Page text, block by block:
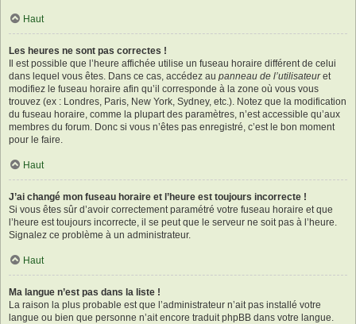
Haut
Les heures ne sont pas correctes !
Il est possible que l’heure affichée utilise un fuseau horaire différent de celui
dans lequel vous êtes. Dans ce cas, accédez au panneau de l’utilisateuret
modifiez le fuseau horaire afin qu’il corresponde à la zone où vous vous
trouvez (ex : Londres, Paris, New York, Sydney, etc.). Notez que la modification
du fuseau horaire, comme la plupart des paramètres, n’est accessible qu’aux
membres du forum. Donc si vous n’êtes pas enregistré, c’est le bon moment
pour le faire.
Haut
J’ai changé mon fuseau horaire et l’heure est toujours incorrecte !
Si vous êtes sûr d’avoir correctement paramétré votre fuseau horaire et que
l’heure est toujours incorrecte, il se peut que le serveur ne soit pas à l’heure.
Signalez ce problème à un administrateur.
Haut
Ma langue n’est pas dans la liste !
La raison la plus probable est que l’administrateur n’ait pas installé votre
langue ou bien que personne n’ait encore traduit phpBB dans votre langue.